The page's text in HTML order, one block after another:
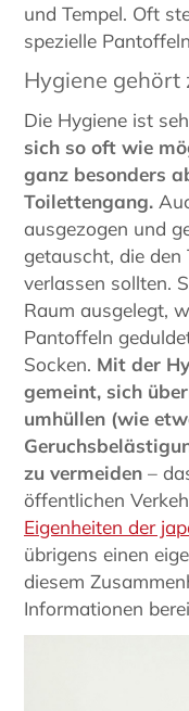
und Tempel. Oft
spezielle
Hygiene gehört
Die Hygiene ist
sich so oft wie
ganz besonders
Toilettengang.
ausgezogen und
getauscht, die den
verlassen sollten.
Raum ausgelegt,
Pantoffeln
Socken. Mit der
gemeint, sich
umhüllen (wie
zu vermeiden –
öffentlichen
Eigenheiten der
übrigens einen
diesem
Informationen